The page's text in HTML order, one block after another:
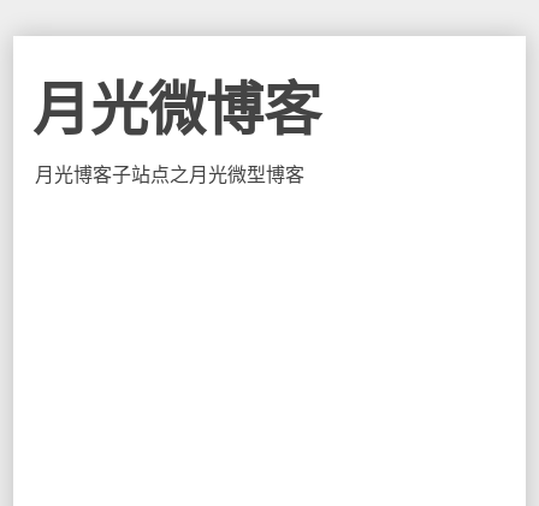
月光微博客
月光博客子站点之月光微型博客